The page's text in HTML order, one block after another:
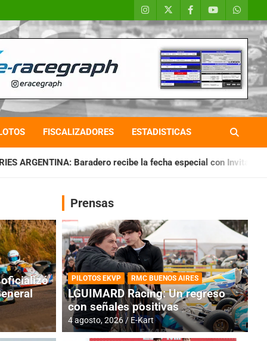
FISCALIZADORES ESTADISTICAS
recibe la fecha especial con Invitados CHAQUEÑO
oficializó
Prensas
PILOTOS EKVP RMC BUENOS AIRES
LGUIMARD Racing: Un regreso
con señales positivas
4 agosto, 2026 E-Kart